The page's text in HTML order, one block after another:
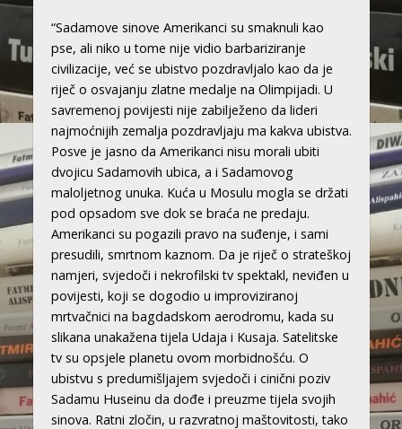
“Sadamove sinove Amerikanci su smaknuli kao
pse, ali niko u tome nije vidio barbariziranje
civilizacije, već se ubistvo pozdravljalo kao da je
riječ o osvajanju zlatne medalje na Olimpijadi. U
savremenoj povijesti nije zabilježeno da lideri
najmoćnijih zemalja pozdravljaju ma kakva ubistva.
Posve je jasno da Amerikanci nisu morali ubiti
dvojicu Sadamovih ubica, a i Sadamovog
maloljetnog unuka. Kuća u Mosulu mogla se držati
pod opsadom sve dok se braća ne predaju.
Amerikanci su pogazili pravo na suđenje, i sami
presudili, smrtnom kaznom. Da je riječ o strateškoj
namjeri, svjedoči i nekrofilski tv spektakl, neviđen u
povijesti, koji se dogodio u improviziranoj
mrtvačnici na bagdadskom aerodromu, kada su
slikana unakažena tijela Udaja i Kusaja. Satelitske
tv su opsjele planetu ovom morbidnošću. O
ubistvu s predumišljajem svjedoči i cinični poziv
Sadamu Huseinu da dođe i preuzme tijela svojih
sinova. Ratni zločin, u razvratnoj maštovitosti, tako